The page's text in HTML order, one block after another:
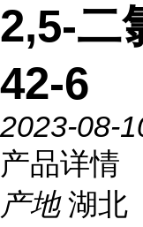
2,5-二
42-6
2023-08-
产品详情
产地 湖北